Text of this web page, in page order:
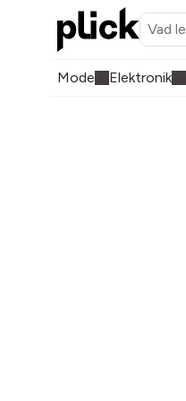
Mode Elektronik